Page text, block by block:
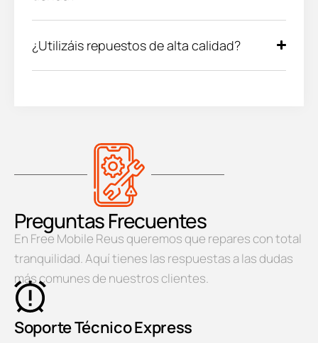
¿Utilizáis repuestos de alta calidad?
Preguntas Frecuentes
En Free Mobile Reus queremos que repares con total
tranquilidad. Aquí tienes las respuestas a las dudas
más comunes de nuestros clientes.
Soporte Técnico Express